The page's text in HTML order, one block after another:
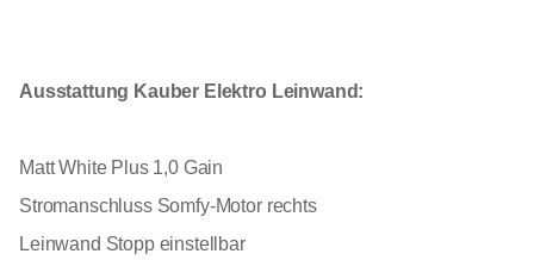
Ausstattung Kauber Elektro Leinwand:
Matt White Plus 1,0 Gain
Stromanschluss Somfy-Motor rechts
Leinwand Stopp einstellbar